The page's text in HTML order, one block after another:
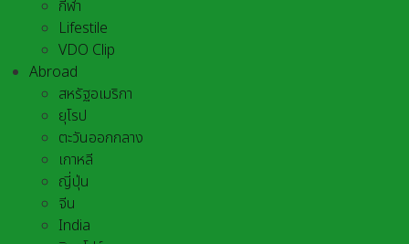
กีฬา
Lifestile
VDO Clip
Abroad
สหรัฐอเมริกา
ยุโรป
ตะวันออกกลาง
เกาหลี
ญี่ปุ่น
จีน
India